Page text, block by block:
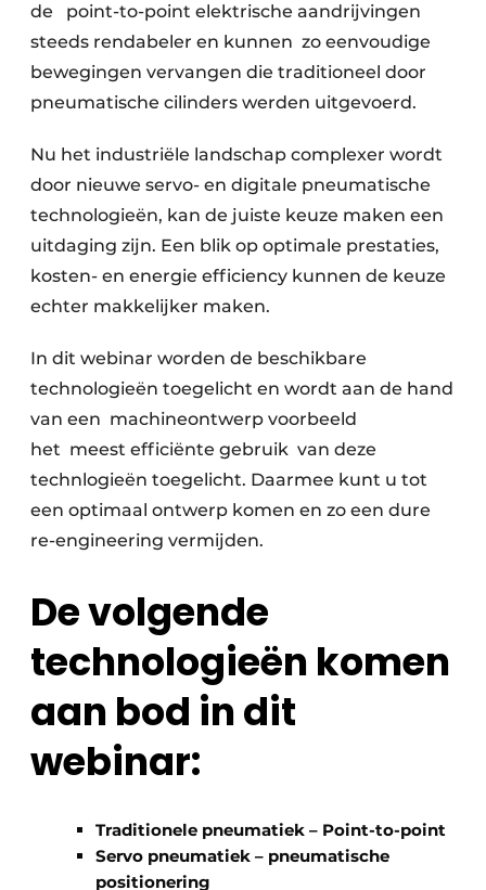
de point-to-point elektrische aandrijvingen
steeds rendabeler en kunnen zo eenvoudige
bewegingen vervangen die traditioneel door
pneumatische cilinders werden uitgevoerd.
Nu het industriële landschap complexer wordt
door nieuwe servo- en digitale pneumatische
technologieën, kan de juiste keuze maken een
uitdaging zijn. Een blik op optimale prestaties,
kosten- en energie efficiency kunnen de keuze
echter makkelijker maken.
In dit webinar worden de beschikbare
technologieën toegelicht en wordt aan de hand
van een machineontwerp voorbeeld
het meest efficiënte gebruik van deze
technlogieën toegelicht. Daarmee kunt u tot
een optimaal ontwerp komen en zo een dure
re-engineering vermijden.
De volgende
technologieën komen
aan bod in dit
webinar:
Traditionele pneumatiek – Point-to-point
Servo pneumatiek – pneumatische
positionering